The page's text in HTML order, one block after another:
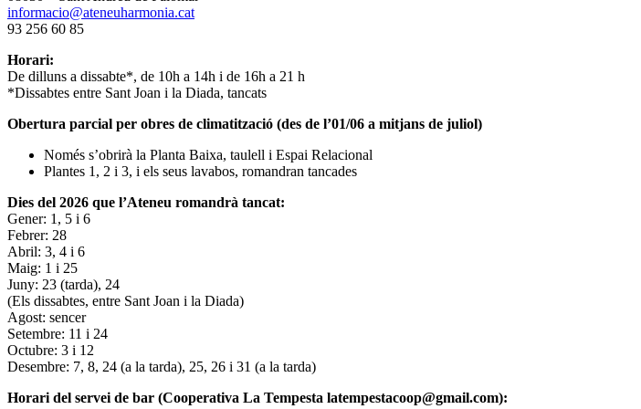
informacio@ateneuharmonia.cat
93 256 60 85
Horari:
De dilluns a dissabte*, de 10h a 14h i de 16h a 21 h
*Dissabtes entre Sant Joan i la Diada, tancats
Obertura parcial per obres de climatització (des de l’01/06 a mitjans de juliol)
Només s’obrirà la Planta Baixa, taulell i Espai Relacional
Plantes 1, 2 i 3, i els seus lavabos, romandran tancades
Dies del 2026 que l’Ateneu romandrà tancat:
Gener: 1, 5 i 6
Febrer: 28
Abril: 3, 4 i 6
Maig: 1 i 25
Juny: 23 (tarda), 24
(Els dissabtes, entre Sant Joan i la Diada)
Agost: sencer
Setembre: 11 i 24
Octubre: 3 i 12
Desembre: 7, 8, 24 (a la tarda), 25, 26 i 31 (a la tarda)
Horari del servei de bar (Cooperativa La Tempesta latempestacoop@gmail.com):